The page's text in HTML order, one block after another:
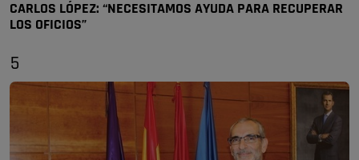
CARLOS LÓPEZ: “NECESITAMOS AYUDA PARA RECUPERAR
LOS OFICIOS”
5